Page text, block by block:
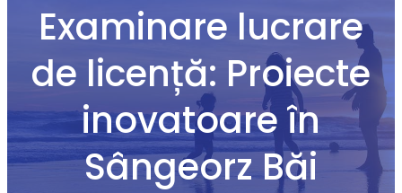
Examinare lucrare
de licență: Proiecte
inovatoare în
Sângeorz Băi